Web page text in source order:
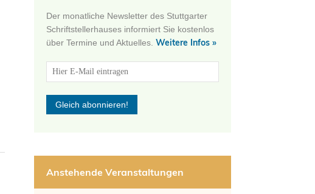
Der monatliche Newsletter des Stuttgarter
Schriftstellerhauses informiert Sie kostenlos
über Termine und Aktuelles. Weitere Infos »
Anstehende Veranstaltungen